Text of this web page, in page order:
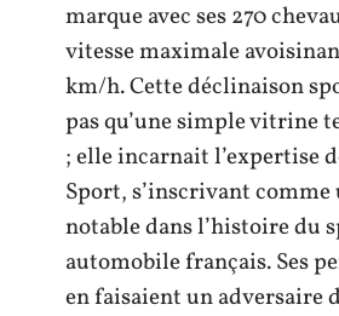
marque avec ses 270
vitesse maximale
km/h. Cette déclinaison
pas qu’une simple vitrine
; elle incarnait l’expertise
Sport, s’inscrivant comme
notable dans l’histoire du
automobile français. Ses
en faisaient un adversaire